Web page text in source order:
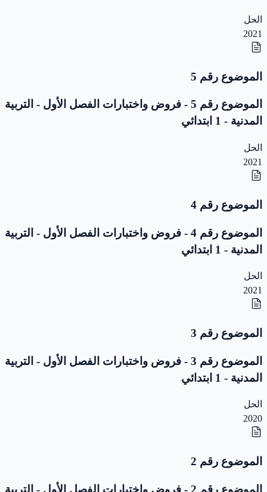
الحل
2021
الموضوع رقم 5
الموضوع رقم 5 - فروض واختبارات الفصل الأول - التربية
المدنية - 1 ابتدائي
الحل
2021
الموضوع رقم 4
الموضوع رقم 4 - فروض واختبارات الفصل الأول - التربية
المدنية - 1 ابتدائي
الحل
2021
الموضوع رقم 3
الموضوع رقم 3 - فروض واختبارات الفصل الأول - التربية
المدنية - 1 ابتدائي
الحل
2020
الموضوع رقم 2
الموضوع رقم 2 - فروض واختبارات الفصل الأول - التربية